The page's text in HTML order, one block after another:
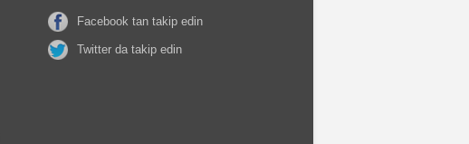
Facebook tan takip edin
Twitter da takip edin